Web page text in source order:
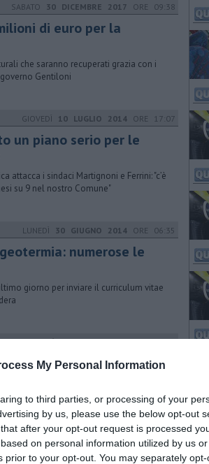
My Personal Information
to third parties, or processing of your
by us, please use the below opt-out
after your opt-out request is processed
on personal information utilized by us
prior to your opt-out. You may separately
SABATO 30 DICEMBRE 2017 ORE 09:38
di euro per la
che saranno recuperati grazia con i
Gentiloni
GIOVEDÌ 10 LUGLIO 2014 ORE 17:07
un piano serio per le
attacca i sindaci Martignoni e Ferrini: "c’è
su 9 nel nostro Comune"
LUNEDÌ 30 GIUGNO 2014 ORE 06:35
numerose le
giorno per inviare il curriculum vitae
GIOVEDÌ27 APRILE 2017ORE 11:16
a Faenza
con il campione Fabio Ciampelli
MARTEDÌ07 OTTOBRE 2014ORE 19:30